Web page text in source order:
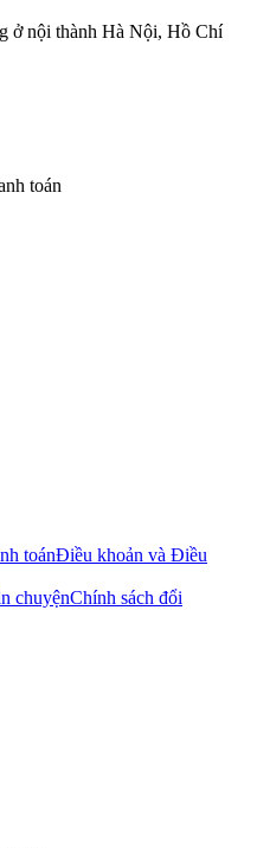
ở nội thành Hà Nội, Hồ Chí
toán
toánĐiều khoản và Điều
chuyệnChính sách đổi